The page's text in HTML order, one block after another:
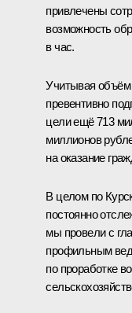
привлечены
возможность
в час.
Учитывая
превентивно
цели ещё 713
миллионов
на оказание
В целом по
постоянно
мы провели с
профильным
по проработке